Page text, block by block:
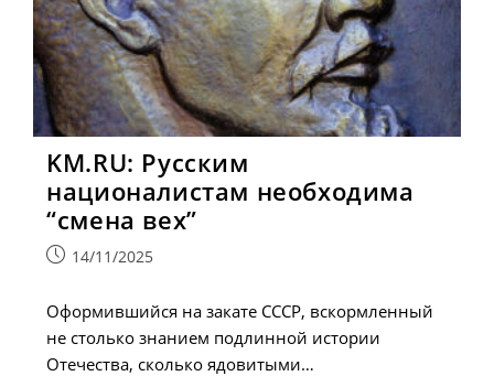
KM.RU: Русским
националистам необходима
“смена вех”
Запись14/11/2025
Оформившийся на закате СССР, вскормленный
не столько знанием подлинной истории
Отечества, сколько ядовитыми…